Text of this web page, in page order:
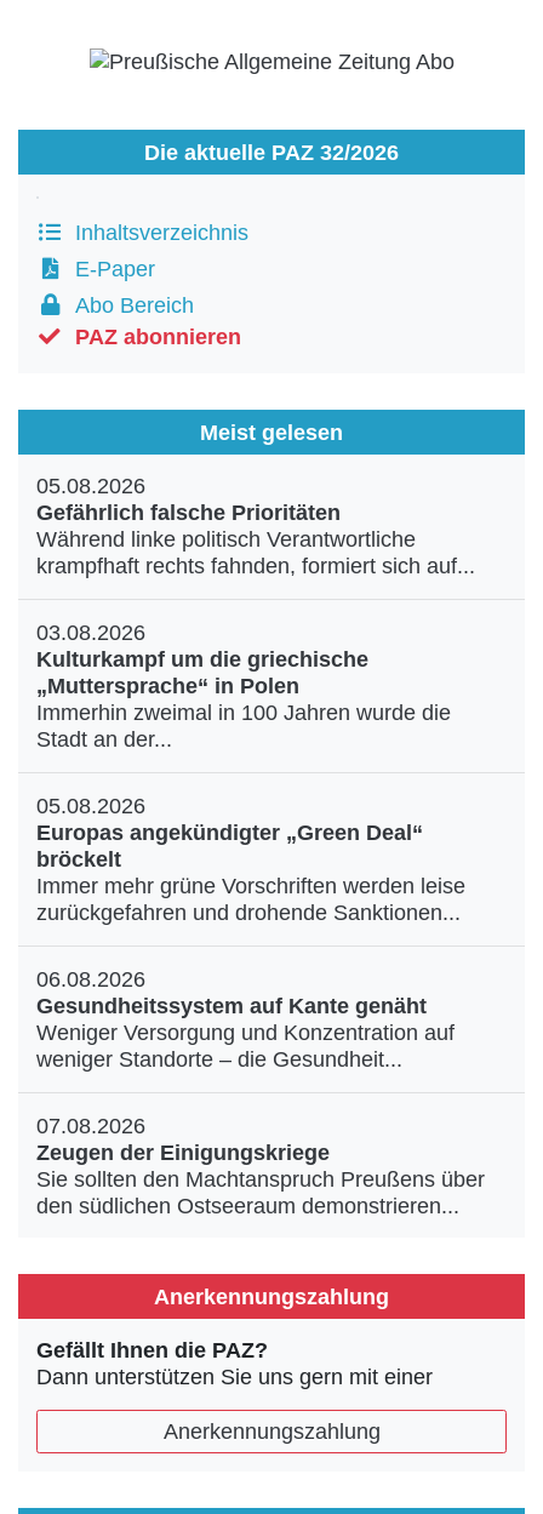
Die aktuelle PAZ 32/2026
Inhaltsverzeichnis
E-Paper
Abo Bereich
PAZ abonnieren
Meist gelesen
05.08.2026
Gefährlich falsche Prioritäten
Während linke politisch Verantwortliche
krampfhaft rechts fahnden, formiert sich auf...
03.08.2026
Kulturkampf um die griechische
„Muttersprache“ in Polen
Immerhin zweimal in 100 Jahren wurde die
Stadt an der...
05.08.2026
Europas angekündigter „Green Deal“
bröckelt
Immer mehr grüne Vorschriften werden leise
zurückgefahren und drohende Sanktionen...
06.08.2026
Gesundheitssystem auf Kante genäht
Weniger Versorgung und Konzentration auf
weniger Standorte – die Gesundheit...
07.08.2026
Zeugen der Einigungskriege
Sie sollten den Machtanspruch Preußens über
den südlichen Ostseeraum demonstrieren...
Anerkennungszahlung
Gefällt Ihnen die PAZ?
Dann unterstützen Sie uns gern mit einer
Anerkennungszahlung